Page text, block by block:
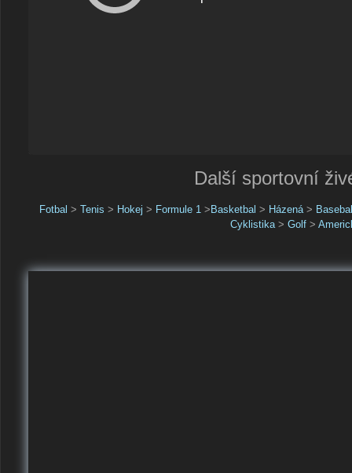
Další sportovní
Fotbal > Tenis > Hokej > Formule 1> Basketbal > Házená>
Cyklistika> Golf>